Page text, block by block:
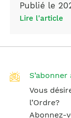
Publié le
Lire l'article
Vous
l’Ordre?
Abonnez-